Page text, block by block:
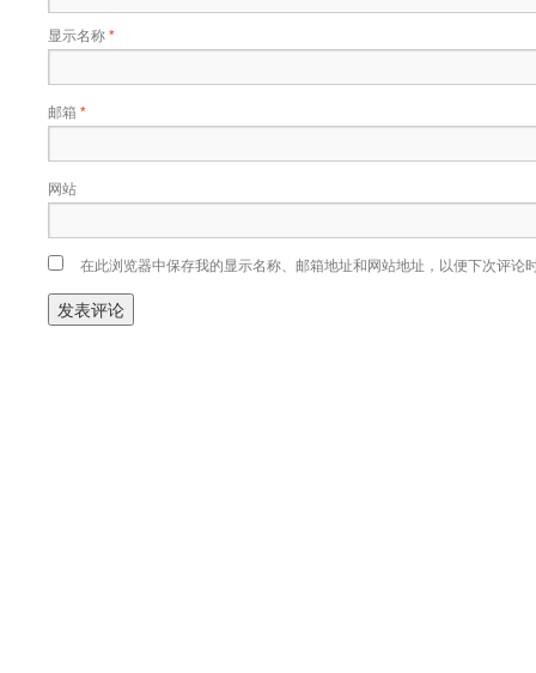
显示名称*
邮箱 *
网站
在此浏览器中保存我的显示名称、邮箱地址和网站地址，以便下次评论